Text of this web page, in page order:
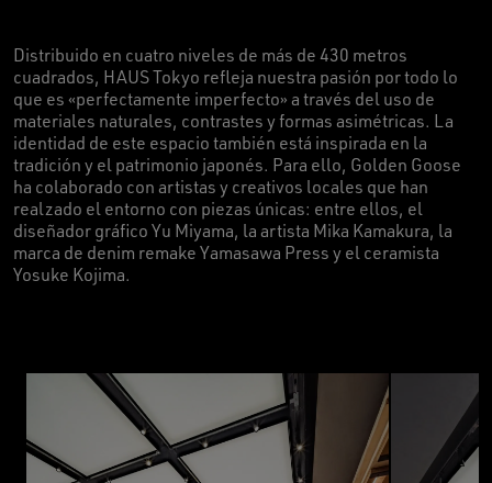
Distribuido en cuatro niveles de más de 430 metros
cuadrados, HAUS Tokyo refleja nuestra pasión por todo lo
que es «perfectamente imperfecto» a través del uso de
materiales naturales, contrastes y formas asimétricas. La
identidad de este espacio también está inspirada en la
tradición y el patrimonio japonés. Para ello, Golden Goose
ha colaborado con artistas y creativos locales que han
realzado el entorno con piezas únicas: entre ellos, el
diseñador gráfico Yu Miyama, la artista Mika Kamakura, la
marca de denim remake Yamasawa Press y el ceramista
Yosuke Kojima.